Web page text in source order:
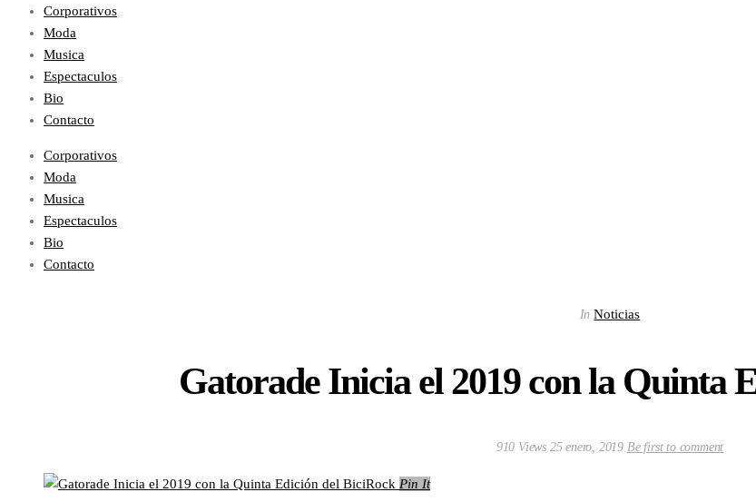
Corporativos
Moda
Musica
Espectaculos
Bio
Contacto
Corporativos
Moda
Musica
Espectaculos
Bio
Contacto
In Noticias
Gatorade Inicia el 2019 con la Quinta
910 Views 25 enero, 2019 Be first to comment
Pin It